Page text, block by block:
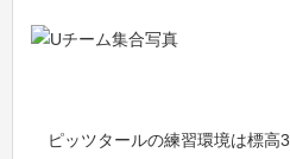
ピッツタールの練習環境は標高